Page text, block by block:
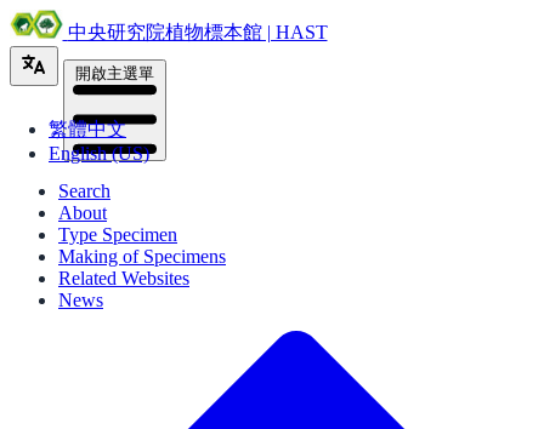
中央研究院植物標本館 | HAST
繁體中文
English (US)
開啟主選單
Search
About
Type Specimen
Making of Specimens
Related Websites
News